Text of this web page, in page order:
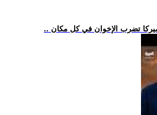
تضرب الإخوان في كل مكان